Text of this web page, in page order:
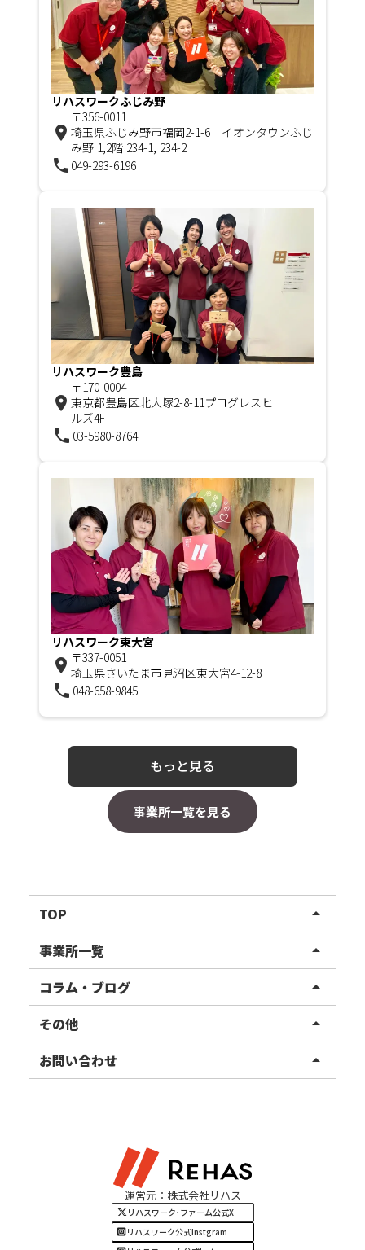
リハスワークふじみ野
room
〒356-0011
埼玉県ふじみ野市福岡2-1-6 イオンタウンふじ
み野 1,2階 234-1, 234-2
phone 049-293-6196
リハスワーク豊島
room
〒170-0004
東京都豊島区北大塚2-8-11プログレスヒ
ルズ4F
phone 03-5980-8764
リハスワーク東大宮
room 〒337-0051
埼玉県さいたま市見沼区東大宮4-12-8
phone 048-658-9845
もっと見る
事業所一覧を見る
TOP arrow_drop_up
リハスワーク
リハスファーム
事業所一覧 arrow_drop_up
関東エリア
東北エリア
甲信越エリア
四国・九州エリア
コラム・ブログ arrow_drop_up
事業所ブログ
ご利用者様の声
その他 arrow_drop_up
お知らせ
お問い合わせ arrow_drop_up
運営元：株式会社リハス
リハスワーク･ファーム公式X
リハスワーク公式Instgram